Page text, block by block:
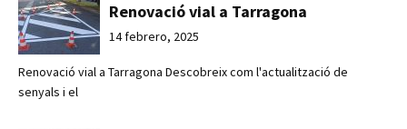
Renovació vial a Tarragona
14 febrero, 2025
Renovació vial a Tarragona Descobreix com l'actualització de
senyals i el